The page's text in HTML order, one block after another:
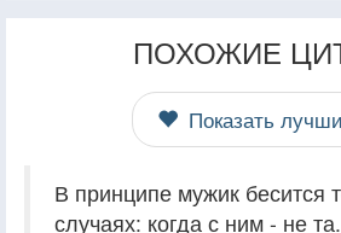
ПОХОЖИЕ
Показать
В принципе мужик бесится
случаях: когда с ним - не